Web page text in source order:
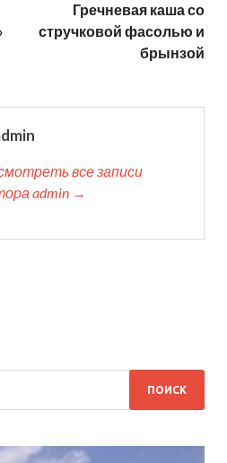
Гречневая каша со
стручковой фасолью и
брынзой
все записи
admin →